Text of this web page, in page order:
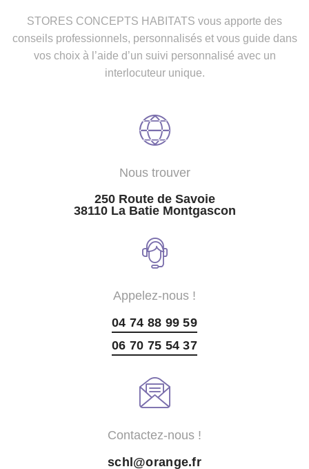
STORES CONCEPTS HABITATS vous apporte des
conseils professionnels, personnalisés et vous guide dans
vos choix à l’aide d’un suivi personnalisé avec un
interlocuteur unique.
Nous trouver
250 Route de Savoie
38110 La Batie Montgascon
Appelez-nous !
04 74 88 99 59
06 70 75 54 37
Contactez-nous !
schl@orange.fr